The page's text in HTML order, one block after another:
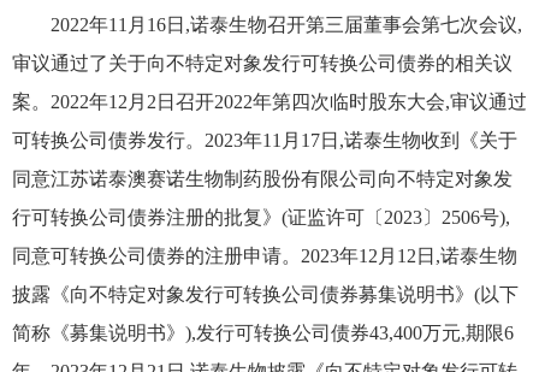
2022年11月 16日,诺泰生物召开第三届董事会第七次会议,
审议通过了关于向不特定对象发行可转换公司债券的相关议
案。 2022年12月 2日召开2022年第四次临时股东大会,审议通过
可转换公司债券发行。 2023年11月 17日,诺泰生物收到《关于
同意江苏诺泰澳赛诺生物制药股份有限公司向不特定对象发
行可转换公司债券注册的批复》(证监许可〔 2023〕 2506号),
同意可转换公司债券的注册申请。 2023年12月 12日,诺泰生物
披露《向不特定对象发行可转换公司债券募集说明书》(以下
简称《募集说明书》),发行可转换公司债券43,400万元,期限6